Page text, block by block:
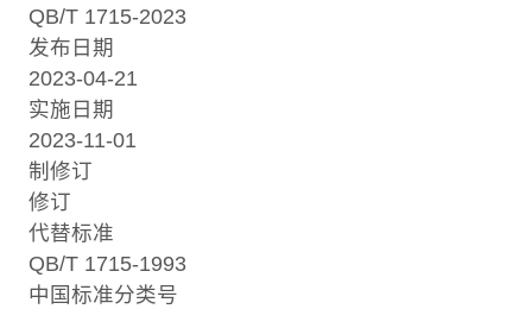
QB/T 1715-2023
发布日期
2023-04-21
实施日期
2023-11-01
制修订
修订
代替标准
QB/T 1715-1993
中国标准分类号